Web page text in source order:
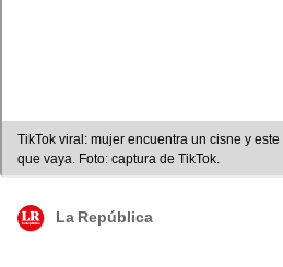
TikTok viral: mujer encuentra un cisne y
que vaya. Foto: captura de TikTok.
La República